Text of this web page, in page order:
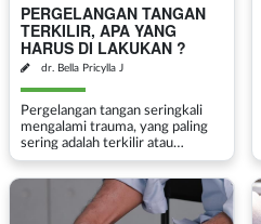
PERGELANGAN TANGAN
TERKILIR, APA YANG
HARUS DI LAKUKAN ?
dr. Bella Pricylla J
Pergelangan tangan seringkali
mengalami trauma, yang paling
sering adalah terkilir atau
keseleo. Pergelangan tangan
terkilir atau dapat disebut
dengan Wrist Sprain adalah suatu
kondisi yang sering dis...